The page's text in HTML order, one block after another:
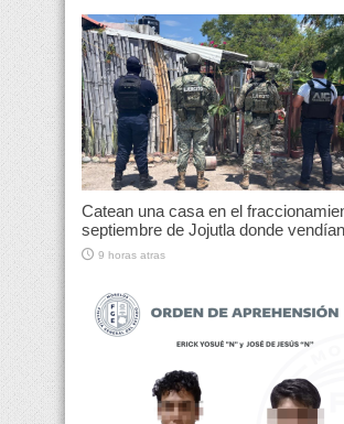
Catean una casa en el
septiembre de Jojutla donde
9 horas atras